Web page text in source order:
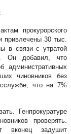
прокурорского
привлечены 30 тыс.
в связи с утратой
Он добавил, что
административных
чиновников без
что на 7%
Генпрокуратуре
проверять.
вконец задушит